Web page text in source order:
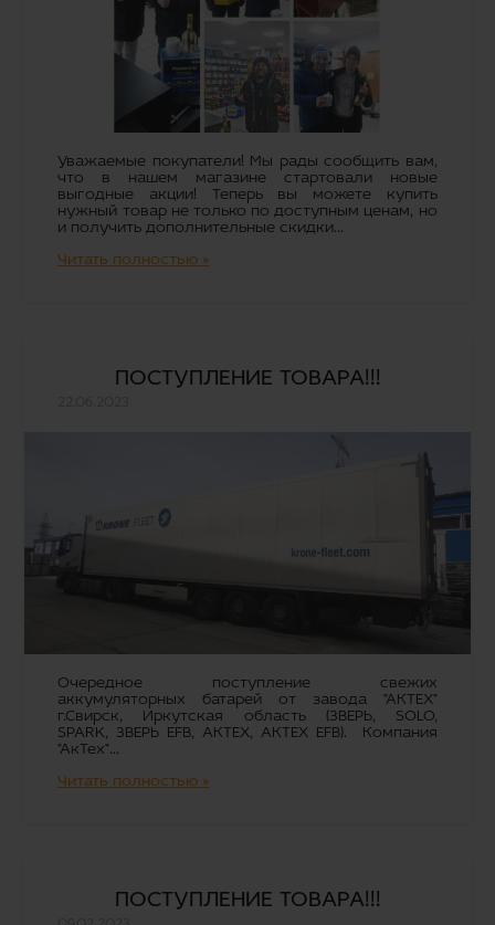
Уважаемые покупатели! Мы рады сообщить вам,
что в нашем магазине стартовали новые
выгодные акции! Теперь вы можете купить
нужный товар не только по доступным ценам, но
и получить дополнительные скидки...
Читать полностью »
ПОСТУПЛЕНИЕ ТОВАРА!!!
Очередное поступление свежих
аккумуляторных батарей от завода "АКТЕХ"
г.Свирск, Иркутская область (ЗВЕРЬ, SOLO,
SPARK, ЗВЕРЬ EFB, АКТЕХ, АКТЕХ EFB). Компания
"АкТех"...
Читать полностью »
ПОСТУПЛЕНИЕ ТОВАРА!!!